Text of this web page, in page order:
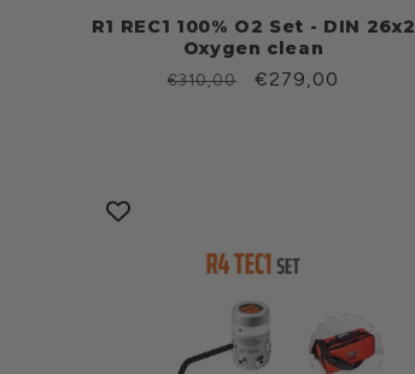
R1 REC1 100% O2 Set - DIN 26x2
Oxygen clean
Prezzo
€310,00
Prezzo
€279,00